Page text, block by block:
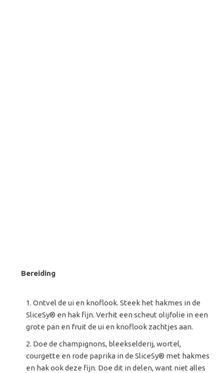
Bereiding
Ontvel de ui en knoflook. Steek het hakmes in de
SliceSy® en hak fijn. Verhit een scheut olijfolie in een
grote pan en fruit de ui en knoflook zachtjes aan.
Doe de champignons, bleekselderij, wortel,
courgette en rode paprika in de SliceSy® met hakmes
en hak ook deze fijn. Doe dit in delen, want niet alles